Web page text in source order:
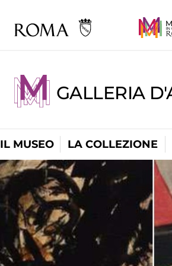
GALLERIA
IL MUSEO LA COLLEZIONE